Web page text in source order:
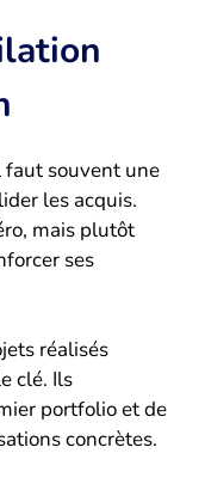
souvent une
les acquis.
mais plutôt
ses
réalisés
clé. Ils
portfolio et de
concrètes.